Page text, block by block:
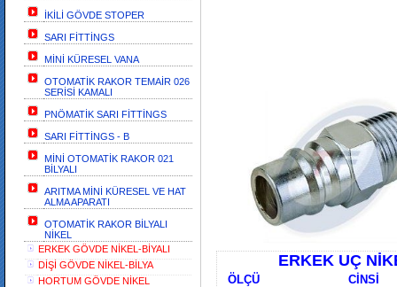
İKİLİ GÖVDE STOPER
SARI FİTTİNGS
MİNİ KÜRESEL VANA
OTOMATİK RAKOR TEMAİR 026
SERİSİ KAMALI
PNÖMATİK SARI FİTTİNGS
SARI FİTTİNGS - B
MİNİ OTOMATİK RAKOR 021
BİLYALI
ARITMA MİNİ KÜRESEL VE HAT
ALMA APARATI
OTOMATİK RAKOR BİLYALI
NİKEL
ERKEK GÖVDE NİKEL-BİYALI
DİŞİ GÖVDE NİKEL-BİLYA
HORTUM GÖVDE NİKEL
ERKEK UÇ NİKEL
ÖLÇÜ CİNSİ